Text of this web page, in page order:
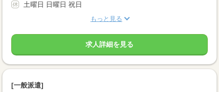
土曜日 日曜日 祝日
もっと見る
求人詳細を見る
[一般派遣]